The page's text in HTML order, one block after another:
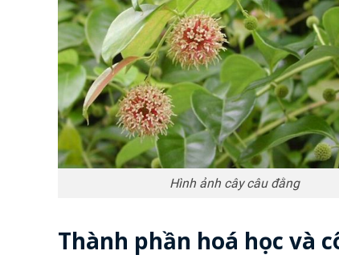
Hình ảnh cây câu đằng
Thành phần hoá học và